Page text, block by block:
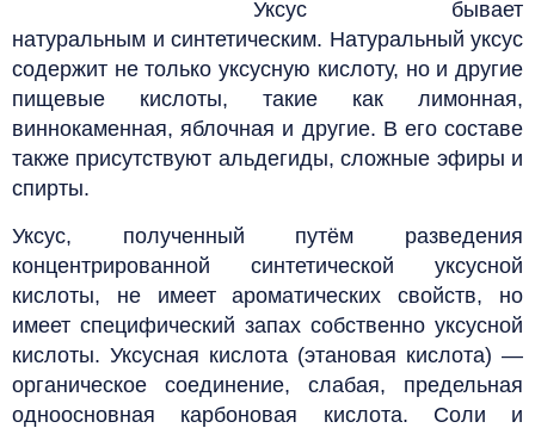
Уксус бывает
натуральным и синтетическим. Натуральный уксус
содержит не только уксусную кислоту, но и другие
пищевые кислоты, такие как лимонная,
виннокаменная, яблочная и другие. В его составе
также присутствуют альдегиды, сложные эфиры и
спирты.
Уксус, полученный путём разведения
концентрированной синтетической уксусной
кислоты, не имеет ароматических свойств, но
имеет специфический запах собственно уксусной
кислоты. Уксусная кислота (этановая кислота) —
органическое соединение, слабая, предельная
одноосновная карбоновая кислота. Соли и